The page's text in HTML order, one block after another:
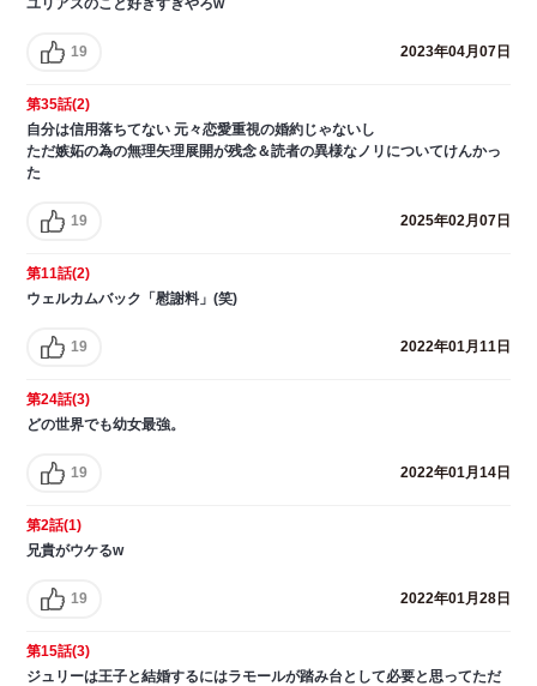
ユリアスのこと好きすぎやろw
19 2023年04月07日
第35話(2)
自分は信用落ちてない 元々恋愛重視の婚約じゃないし
ただ嫉妬の為の無理矢理展開が残念＆読者の異様なノリについてけんかっ
た
19 2025年02月07日
第11話(2)
ウェルカムバック「慰謝料」(笑)
19 2022年01月11日
第24話(3)
どの世界でも幼女最強。
19 2022年01月14日
第2話(1)
兄貴がウケるw
19 2022年01月28日
第15話(3)
ジュリーは王子と結婚するにはラモールが踏み台として必要と思ってただ